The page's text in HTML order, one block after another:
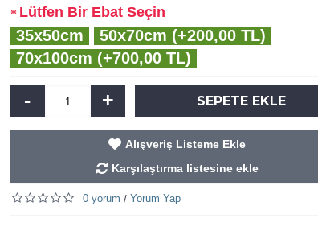
Lütfen Bir Ebat Seçin
35x50cm
50x70cm (+200,00 TL)
70x100cm (+700,00 TL)
- + SEPETE EKLE
Alışveriş Listeme Ekle
Karşılaştırma listesine ekle
0 yorum / Yorum Yap